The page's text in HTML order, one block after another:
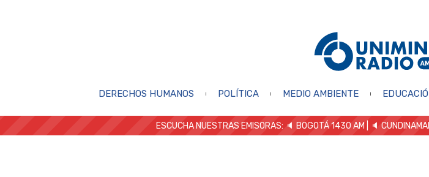
DERECHOS HUMANOS POLÍTICA MEDIO AMBIENTE
ESCUCHA NUESTRAS EMISORAS: 🔈 BOGOTÁ 1430 AM | 🔈